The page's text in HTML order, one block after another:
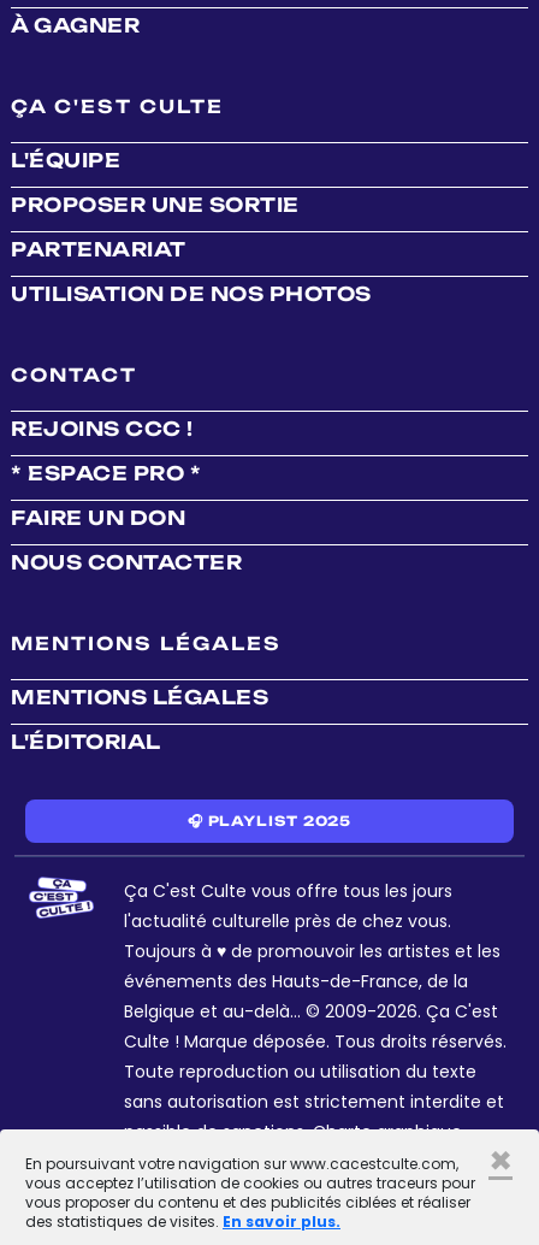
En poursuivant votre navigation sur www.cacestculte.com,
vous acceptez l’utilisation de cookies ou autres traceurs pour
vous proposer du contenu et des publicités ciblées et réaliser
des statistiques de visites. En savoir plus.
×
À GAGNER
ÇA C'EST CULTE
L'ÉQUIPE
PROPOSER UNE SORTIE
PARTENARIAT
UTILISATION DE NOS PHOTOS
CONTACT
REJOINS CCC !
* ESPACE PRO *
FAIRE UN DON
NOUS CONTACTER
MENTIONS LÉGALES
MENTIONS LÉGALES
L'ÉDITORIAL
🎧 PLAYLIST 2025
Ça C'est Culte vous offre tous les jours
l'actualité culturelle près de chez vous.
Toujours à ♥ de promouvoir les artistes et les
événements des Hauts-de-France, de la
Belgique et au-delà... © 2009-2026. Ça C'est
Culte ! Marque déposée. Tous droits réservés.
Toute reproduction ou utilisation du texte
sans autorisation est strictement interdite et
passible de sanctions. Charte graphique
Sophie R. et Céline Galant.